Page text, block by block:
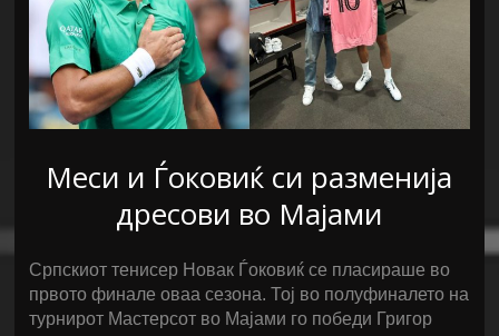
Меси и Ѓоковиќ си разменија
дресови во Мајами
Српскиот тенисер Новак Ѓоковиќ се пласираше во
првото финале оваа сезона. Тој во полуфиналето на
турнирот Мастерсот во Мајами го победи Григор